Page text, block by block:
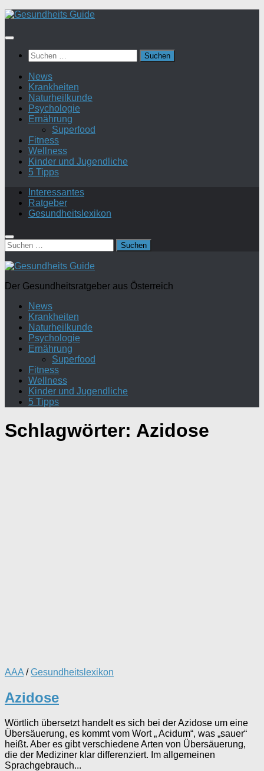
Suchen
nach:
News
Krankheiten
Naturheilkunde
Psychologie
Ernährung
Superfood
Fitness
Wellness
Kinder und Jugendliche
5 Tipps
Interessantes
Ratgeber
Gesundheitslexikon
Suchen
nach:
Der Gesundheitsratgeber aus Österreich
News
Krankheiten
Naturheilkunde
Psychologie
Ernährung
Superfood
Fitness
Wellness
Kinder und Jugendliche
5 Tipps
Schlagwörter: Azidose
AAA /Gesundheitslexikon
Azidose
Wörtlich übersetzt handelt es sich bei der Azidose um eine
Übersäuerung, es kommt vom Wort „ Acidum“, was „sauer“
heißt. Aber es gibt verschiedene Arten von Übersäuerung,
die der Mediziner klar differenziert. Im allgemeinen
Sprachgebrauch...